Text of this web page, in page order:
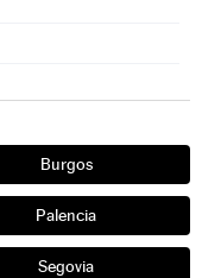
Burgos
Palencia
Segovia